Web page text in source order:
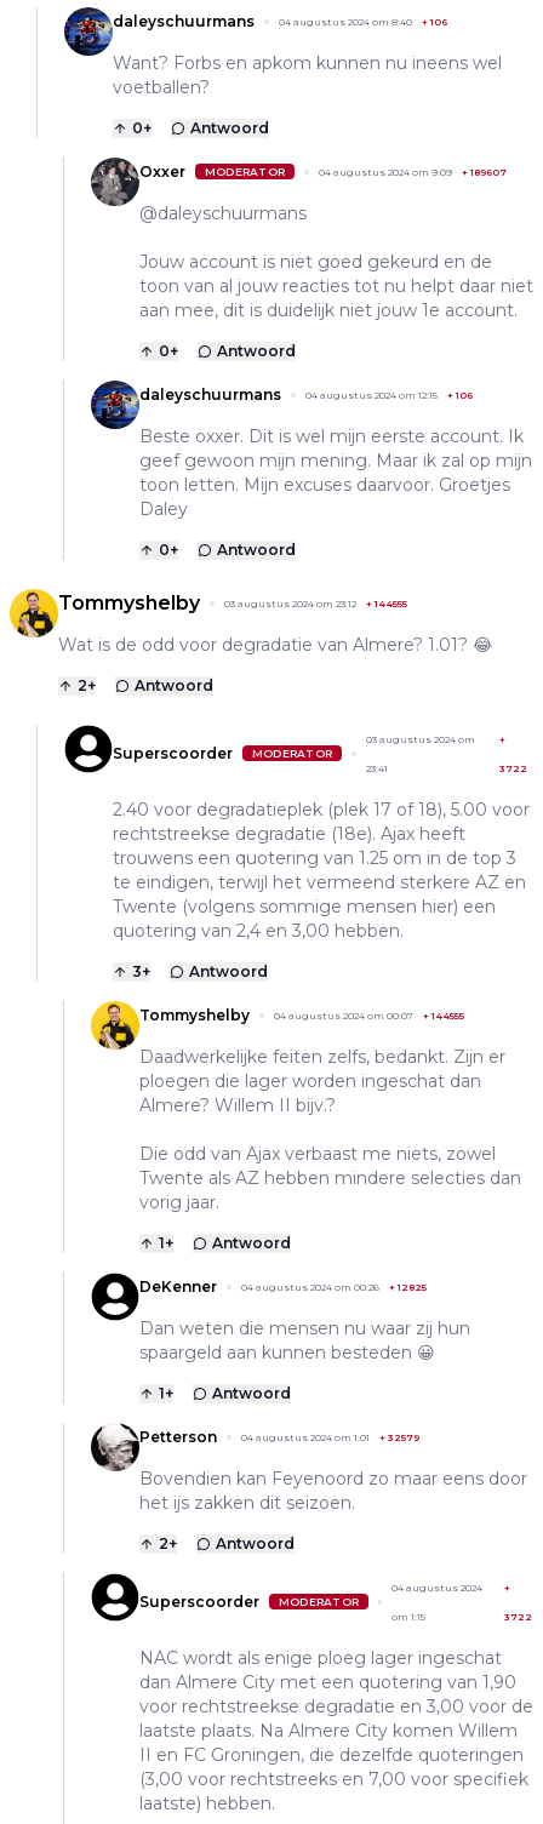
daleyschuurmans 04 augustus 2024 om 8:40 +106
Want? Forbs en apkom kunnen nu ineens wel
voetballen?
0+ Antwoord
Oxxer MODERATOR 04 augustus 2024 om 9:09 +189607
@daleyschuurmans
Jouw account is niet goed gekeurd en de
toon van al jouw reacties tot nu helpt daar niet
aan mee, dit is duidelijk niet jouw 1e account.
0+ Antwoord
daleyschuurmans 04 augustus 2024 om 12:15 +106
Beste oxxer. Dit is wel mijn eerste account. Ik
geef gewoon mijn mening. Maar ik zal op mijn
toon letten. Mijn excuses daarvoor. Groetjes
Daley
0+ Antwoord
Tommyshelby 03 augustus 2024 om 23:12 +144555
Wat is de odd voor degradatie van Almere? 1.01? 😂
2+ Antwoord
Superscoorder MODERATOR
03 augustus 2024 om
23:41
+
3722
2.40 voor degradatieplek (plek 17 of 18), 5.00 voor
rechtstreekse degradatie (18e). Ajax heeft
trouwens een quotering van 1.25 om in de top 3
te eindigen, terwijl het vermeend sterkere AZ en
Twente (volgens sommige mensen hier) een
quotering van 2,4 en 3,00 hebben.
3+ Antwoord
Tommyshelby 04 augustus 2024 om 00:07 +144555
Daadwerkelijke feiten zelfs, bedankt. Zijn er
ploegen die lager worden ingeschat dan
Almere? Willem II bijv.?
Die odd van Ajax verbaast me niets, zowel
Twente als AZ hebben mindere selecties dan
vorig jaar.
1+ Antwoord
DeKenner 04 augustus 2024 om 00:26 +12825
Dan weten die mensen nu waar zij hun
spaargeld aan kunnen besteden 😀
1+ Antwoord
Petterson 04 augustus 2024 om 1:01 + 32579
Bovendien kan Feyenoord zo maar eens door
het ijs zakken dit seizoen.
2+ Antwoord
Superscoorder MODERATOR
04 augustus 2024
om 1:15
+
3722
NAC wordt als enige ploeg lager ingeschat
dan Almere City met een quotering van 1,90
voor rechtstreekse degradatie en 3,00 voor de
laatste plaats. Na Almere City komen Willem
II en FC Groningen, die dezelfde quoteringen
(3,00 voor rechtstreeks en 7,00 voor specifiek
laatste) hebben.